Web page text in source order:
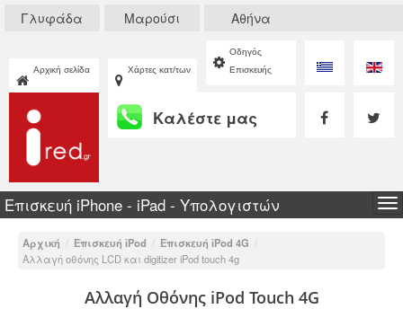
Γλυφάδα Μαρούσι Αθήνα
Αρχική σελίδα Χάρτες κατ/των
Οδηγός
Επισκευής
Καλέστε μας
Επισκευή iPhone - iPad - Υπολογιστών
Αρχική / Επισκευή iPod / Επισκευή iPod 4G /
Αλλαγή οθόνης LCD και digitizer iPod touch 4g
Αλλαγή Οθόνης iPοd Touch 4G